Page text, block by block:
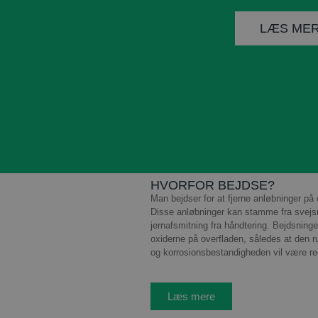
LÆS
HVORFOR BEJDSE?
Man bejdser for at fjerne anløbninger på
Disse anløbninger kan stamme fra
jernafsmitning fra håndtering.
oxiderne på overfladen, således at den
og korrosionsbestandigheden vil være
Læs mere